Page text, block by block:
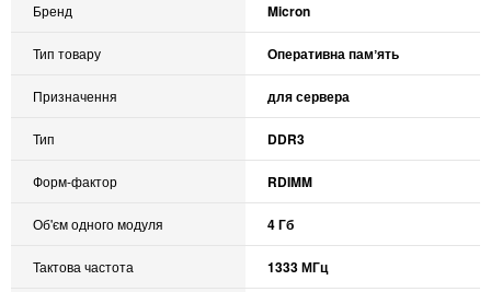
Бренд Micron
Тип товару Оперативна памʼять
Призначення для сервера
Тип DDR3
Форм-фактор RDIMM
Об'єм одного модуля 4 Гб
Тактова частота 1333 МГц